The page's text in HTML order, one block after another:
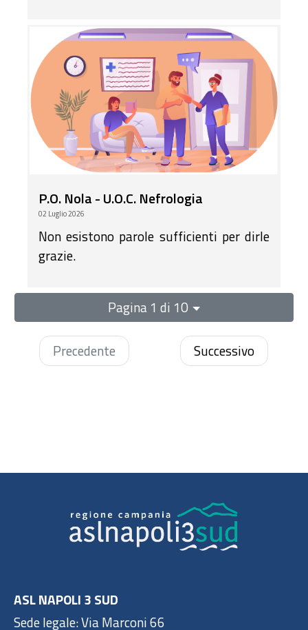
P.O. Nola - U.O.C. Nefrologia
02 Luglio 2026
Non esistono parole sufficienti per dirle
grazie.
Pagina 1 di 10
Precedente Successivo
ASL NAPOLI 3 SUD
Sede legale: Via Marconi 66